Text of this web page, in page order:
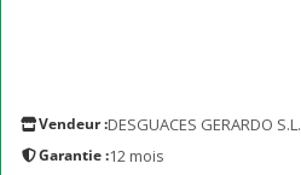
Vendeur :DESGUACES GERARDO S.L.
Garantie :12 mois